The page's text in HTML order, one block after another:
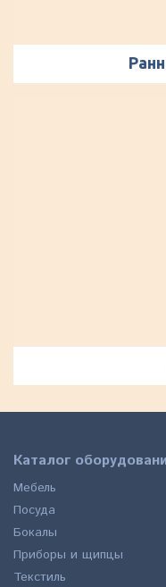
Каталог
Мебель
Посуда
Бокалы
Приборы и щипцы
Текстиль